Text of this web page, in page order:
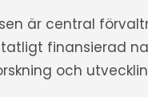
är central
finansierad
och